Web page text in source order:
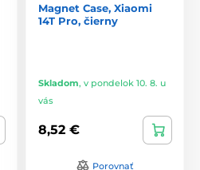
Magnet Case, Xiaomi
14T Pro, čierny
Skladom, v pondelok 10. 8. u
vás
8,52 €
Porovnať